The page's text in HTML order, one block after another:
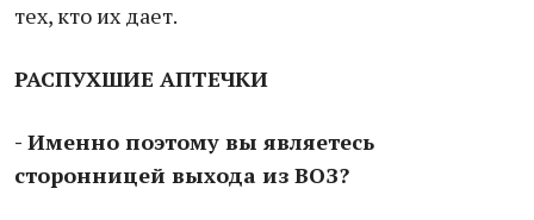
тех, кто их дает.
РАСПУХШИЕ АПТЕЧКИ
- Именно поэтому вы являетесь
сторонницей выхода из ВОЗ?